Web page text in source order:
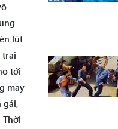
lút
trai
tới
may
gái,
Thời